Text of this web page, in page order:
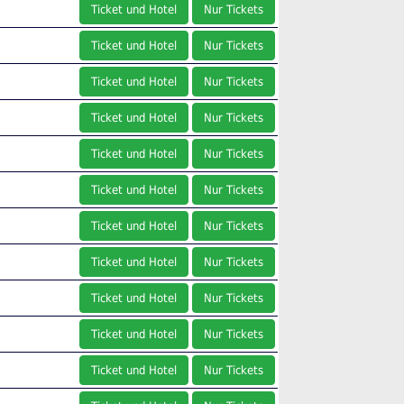
Ticket und Hotel Nur Tickets
Ticket und Hotel Nur Tickets
Ticket und Hotel Nur Tickets
Ticket und Hotel Nur Tickets
Ticket und Hotel Nur Tickets
Ticket und Hotel Nur Tickets
Ticket und Hotel Nur Tickets
Ticket und Hotel Nur Tickets
Ticket und Hotel Nur Tickets
Ticket und Hotel Nur Tickets
Ticket und Hotel Nur Tickets